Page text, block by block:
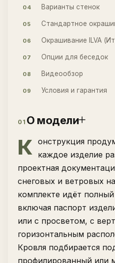
04 Варианты стенок
05 Стандартное
06 Окрашивание ILVA
07 Опции для беседок
08 Видеообзор
09 Условия и гарантия
01 О модели
К онструкция
каждое изделие
проектная
снеговых и ветровых
комплекте идёт
включая паспорт
или с просветом, с
горизонтальным
Кровля подбирается
профилированный или